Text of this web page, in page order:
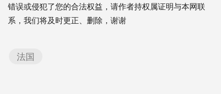
错误或侵犯了您的合法权益，请作者持权属证明与本网联
系，我们将及时更正、删除，谢谢
法国